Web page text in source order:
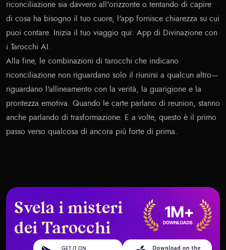
riconciliazione sia davvero all'orizzonte o tentando di capire
di cosa ha bisogno il tuo cuore, l'app fornisce chiarezza su cui
puoi contare. Inizia il tuo viaggio qui: App di Divinazione con
i Tarocchi AI .
Alla fine, le combinazioni di tarocchi che indicano
riconciliazione non riguardano solo il riunirsi a qualcun altro—
riguardano l'allineamento con la verità, la guarigione e la
prontezza emotiva. Quando le carte parlano di reunion, stanno
anche parlando di trasformazione. E a volte, questo è il primo
passo verso qualcosa di ancora più forte di prima.
Svela i misteri
dei Tarocchi
Get it on Google Play Download on the App Store